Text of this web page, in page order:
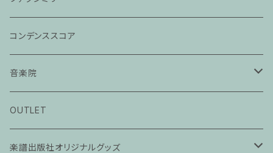
コンデンススコア
音楽院
ピアノ科３０分レッスン
ピアノ科４５分レッスン
OUTLET
楽譜出版社オリジナルグッズ